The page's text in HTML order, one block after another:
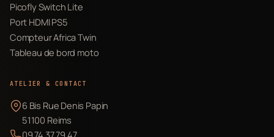
Picofly Switch Lite
Port HDMI PS5
Compteur Africa Twin
Tableau de bord moto
ATELIER & CONTACT
6 Bis Rue Denis Papin
51100 Reims